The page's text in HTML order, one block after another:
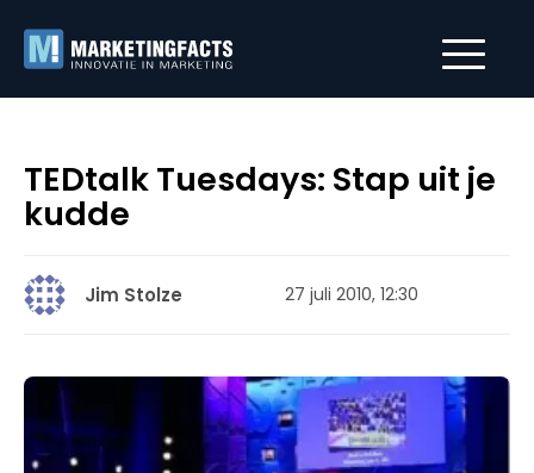
TEDtalk Tuesdays: Stap uit je
kudde
Jim Stolze 27 juli 2010, 12:30